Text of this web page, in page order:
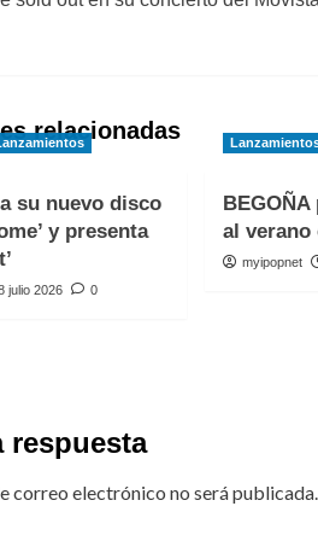
relacionadas
su nuevo disco
y presenta
julio 2026 0
al verano
myipopnet
respuesta
correo electrónico no será publicada.